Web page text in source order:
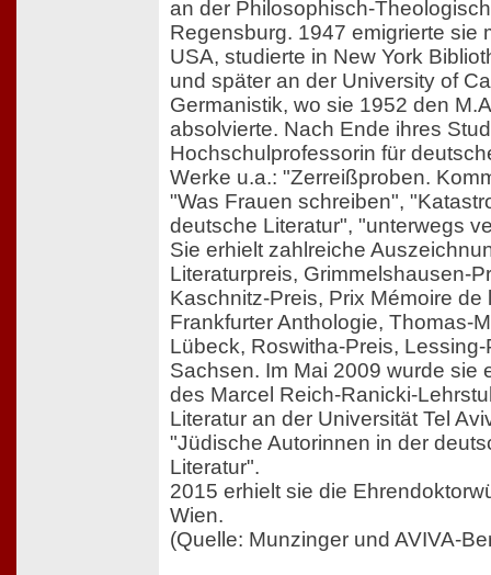
an der Philosophisch-
Regensburg. 1947 emigrierte sie
USA, studierte in New York
und später an der University of
Germanistik, wo sie 1952 den
absolvierte. Nach Ende ihres
Hochschulprofessorin für
Werke u.a.: "Zerreißproben.
"Was Frauen schreiben",
deutsche Literatur", "unterwegs
Sie erhielt zahlreiche
Literaturpreis, Grimmelshausen-
Kaschnitz-Preis, Prix Mémoire de
Frankfurter Anthologie, Thomas-
Lübeck, Roswitha-Preis,
Sachsen. Im Mai 2009 wurde sie
des Marcel Reich-Ranicki-
Literatur an der Universität Tel
"Jüdische Autorinnen in der
Literatur".
2015 erhielt sie die
Wien.
(Quelle: Munzinger und AVIVA-